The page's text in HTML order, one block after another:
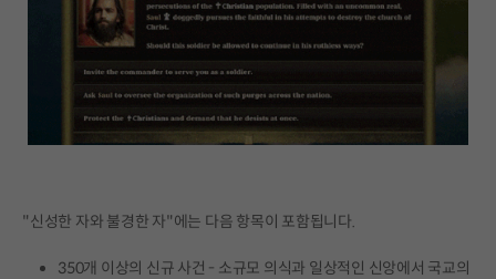
"신성한 자와 불경한 자"에는 다음 항목이 포함됩니다.
350개 이상의 신규 사건 - 소규모 의식과 일상적인 신앙에서 국교의